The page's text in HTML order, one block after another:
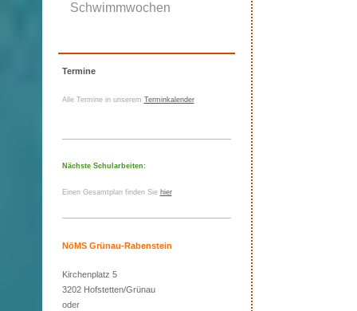
Schwimmwochen
Termine
Alle Termine in unserem Terminkalender
Nächste Schularbeiten:
Einen Gesamtplan finden Sie hier
NöMS Grünau-Rabenstein
Kirchenplatz 5
3202 Hofstetten/Grünau
oder